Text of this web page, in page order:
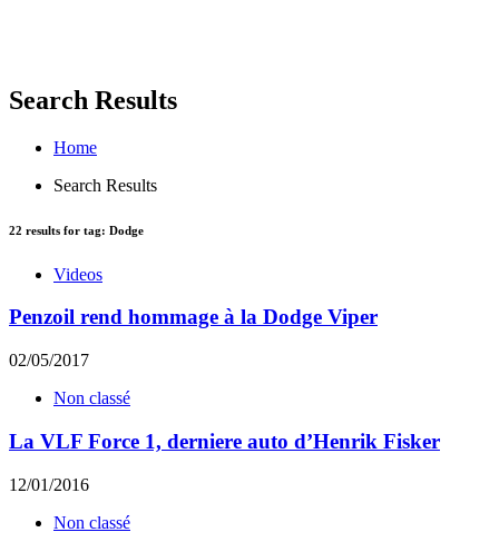
Search Results
Home
Search Results
22 results for tag: Dodge
Videos
Penzoil rend hommage à la Dodge Viper
02/05/2017
Non classé
La VLF Force 1, derniere auto d’Henrik Fisker
12/01/2016
Non classé